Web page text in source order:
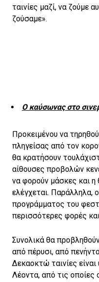
ταινίες μαζί, να ζούμε
ζούσαμε».
Ο καύσωνας στο
Προκειμένου να
πληγείσας από τον
θα κρατήσουν
αίθουσες προβολών
να φορούν μάσκες και
ελέγχεται. Παράλληλα,
προγράμματος του
περισσότερες φορές
Συνολικά θα
από πέρυσι, από
Δεκαοκτώ ταινίες
Λέοντα, από τις οποίες